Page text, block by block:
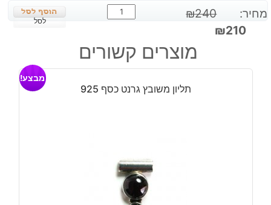
מחיר: ₪240
המחיר
₪210
המחיר
הנוכחי
הוא:
כמות
של
בשיבוץ
טיטניום
אדמדם
לסל
מוצרים קשורים
תליון משובץ גרנט כסף 925
מבצע!